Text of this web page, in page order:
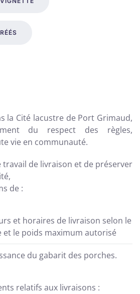
la Cité lacustre de Port Grimaud,
du respect des règles,
vie en communauté.
de livraison et de préserver
de :
et horaires de livraison selon le
et le poids maximum autorisé
du gabarit des porches.
relatifs aux livraisons :